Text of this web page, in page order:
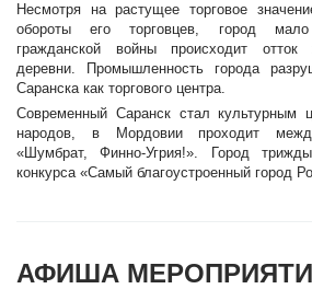
Несмотря на растущее торговое
обороты его торговцев, город
гражданской войны происходит
деревни. Промышленность города
Саранска как торгового центра.
Современный Саранск стал культурным
народов, в Мордовии проходит
«Шумбрат, Финно-Угрия!». Город
конкурса «Самый благоустроенный город
АФИША